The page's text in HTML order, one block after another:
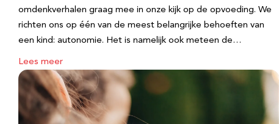
omdenkverhalen graag mee in onze kijk op de opvoeding. We
richten ons op één van de meest belangrijke behoeften van
een kind: autonomie. Het is namelijk ook meteen de…
Lees meer